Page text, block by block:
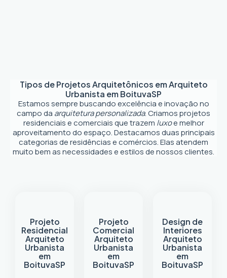
Tipos de Projetos Arquitetônicos emArquiteto
Urbanista em BoituvaSP
Estamos sempre buscando excelência e inovação no
campo da arquitetura personalizada. Criamos projetos
residenciais e comerciais que trazem luxoe melhor
aproveitamento do espaço. Destacamos duas principais
categorias de residências e comércios. Elas atendem
muito bem as necessidades e estilos de nossos clientes.
Projeto
Residencial
Arquiteto
Urbanista
em
BoituvaSP
Projeto
Comercial
Arquiteto
Urbanista
em
BoituvaSP
Design de
Interiores
Arquiteto
Urbanista
em
BoituvaSP